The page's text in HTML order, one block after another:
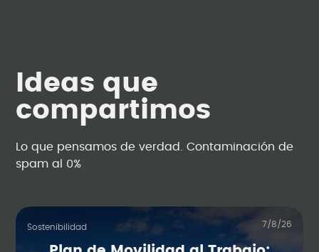
Ideas que
compartimos
Lo que pensamos de verdad. Contaminación de
spam al 0%
Sostenibilidad 7/8/26